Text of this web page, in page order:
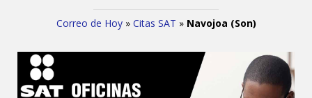
Correo de Hoy» Citas SAT » Navojoa (Son)